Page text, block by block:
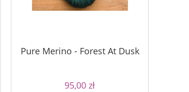
Pure Merino - Forest At Dusk
95,00 zł